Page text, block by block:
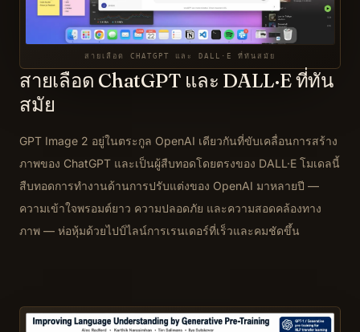
สายเลือด CHATGPT และ DALL·E ที่ทันสมัย
สายเลือด ChatGPT และ DALL·E ที่ทัน
สมัย
GPT Image 2 อยู่ในตระกูล OpenAI เดียวกันที่ขับเคลื่อนการสร้าง
ภาพของ ChatGPT และเป็นผู้สืบทอดโดยตรงของ DALL·E โมเดลนี้
สืบทอดการทำงานด้านการปรับแต่งของ OpenAI มาหลายปี —
ความเข้าใจพรอมต์ยาว ความปลอดภัย และความสอดคล้องทาง
ภาพ — ห่อหุ้มด้วยไปป์ไลน์การเรนเดอร์ที่เร็วและคมชัดขึ้น